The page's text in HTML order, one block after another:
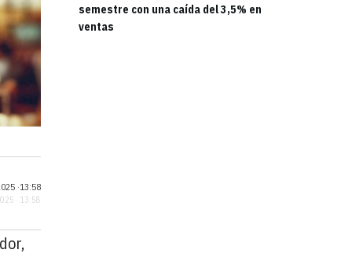
semestre con una caída del 3,5% en
ventas
·13:58
· 13:58